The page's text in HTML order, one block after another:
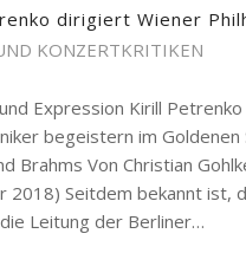
dirigiert Wiener
KONZERTKRITIKEN
Expression Kirill
begeistern im Goldenen
Brahms Von Christian
2018) Seitdem bekannt ist,
Leitung der Berliner…